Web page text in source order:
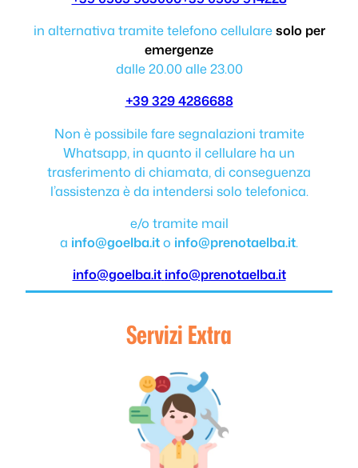
in alternativa tramite telefono cellularesolo per
emergenze
dalle 20.00 alle 23.00
+39 329 4286688
Non è possibile fare segnalazioni tramite
Whatsapp, in quanto il cellulare ha un
trasferimento di chiamata, di conseguenza
l’assistenza è da intendersi solo telefonica.
e/o tramite mail
a info@goelba.ito info@prenotaelba.it.
info@goelba.it info@prenotaelba.it
Servizi Extra